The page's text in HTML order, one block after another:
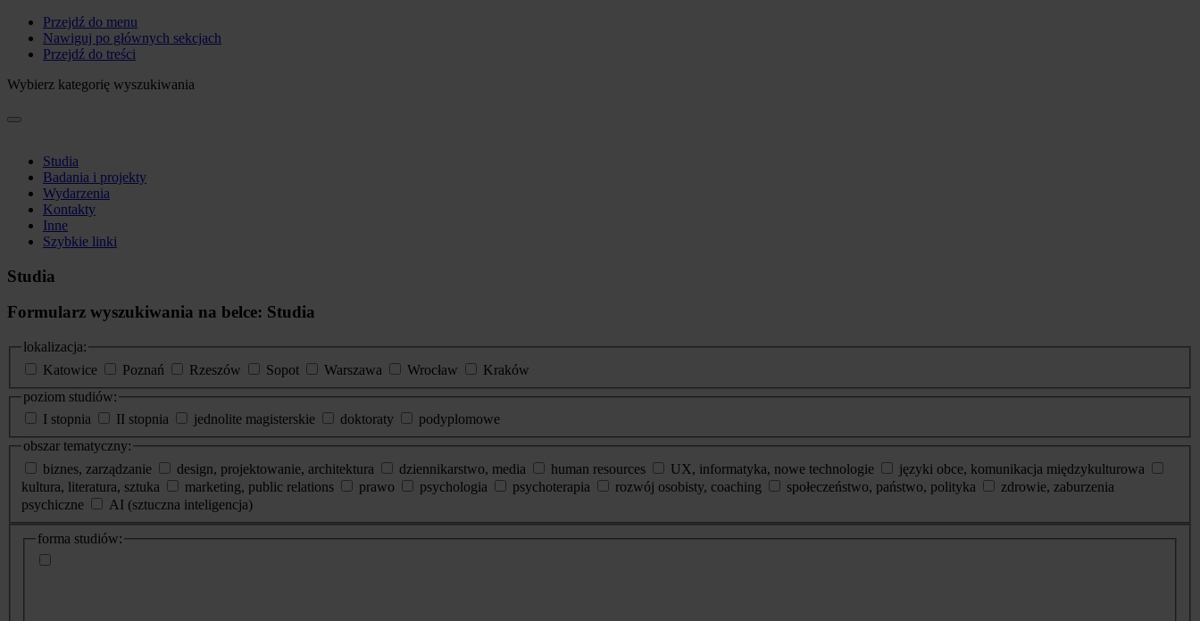
Przejdź do menu
Nawiguj po głównych sekcjach
Przejdź do treści
Wybierz kategorię wyszukiwania
Studia
Badania i projekty
Wydarzenia
Kontakty
Inne
Szybkie linki
Studia
Formularz wyszukiwania na belce: Studia
lokalizacja:
Katowice
Poznań Rzeszów Sopot Warszawa Wrocław
Kraków
poziom studiów:
I stopnia
II stopnia jednolite magisterskie doktoraty
podyplomowe
obszar tematyczny:
biznes, zarządzanie
design, projektowanie, architektura dziennikarstwo, media human resources UX, informatyka, nowe technologie
języki obce, komunikacja międzykulturowa
kultura, literatura, sztuka
marketing, public relations prawo psychologia psychoterapia rozwój osobisty, coaching społeczeństwo, państwo, polityka
zdrowie, zaburzenia
psychiczne
AI (sztuczna inteligencja)
dodatkowe
informacje
forma studiów: